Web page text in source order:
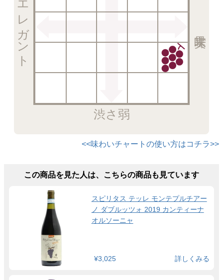
渋さ弱
エレガント
<<味わいチャートの使い方はコチラ>>
この商品を見た人は、こちらの商品も見ています
スピリタス テッレ モンテプルチアー
ノ ダブルッツォ 2019 カンティーナ
オルソーニャ
¥3,025 詳しくみる